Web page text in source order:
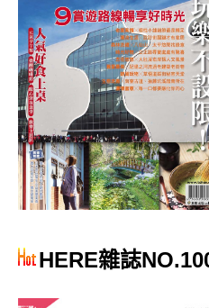
HERE雜誌